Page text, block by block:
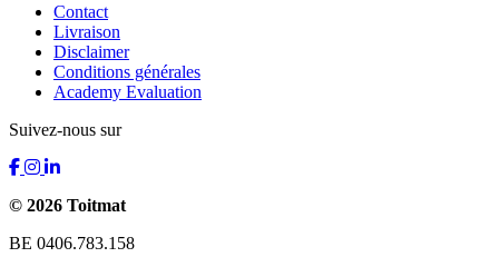
Contact
Livraison
Disclaimer
Conditions générales
Academy Evaluation
Suivez-nous sur
© 2026 Toitmat
BE 0406.783.158